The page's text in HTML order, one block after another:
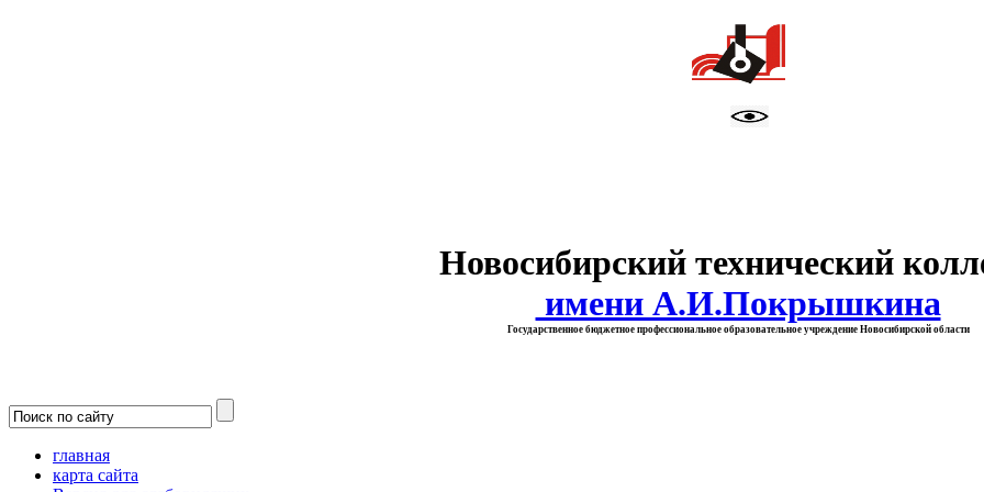
Новосибирский технический
имени А.И.Покрышкина
Государственное бюджетное профессиональное образовательное учреждение Новосибирской области
главная
карта сайта